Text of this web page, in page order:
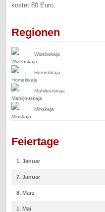
kostet 80 Euro.
Regionen
Wizebskaja
Homelskaja
Mahiljouskaja
Minskaja
Feiertage
1. Januar
7. Januar
8. März
1. Mai